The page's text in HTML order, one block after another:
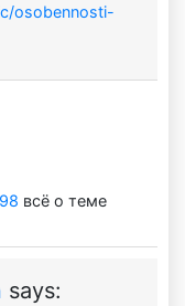
osobennosti-
всё о теме
says: